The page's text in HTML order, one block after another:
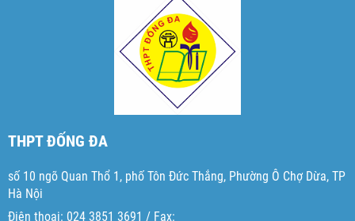
THPT ĐỐNG ĐA
số 10 ngõ Quan Thổ 1, phố Tôn Đức Thắng, Phường Ô Chợ Dừa, TP
Hà Nội
Điện thoại: 024 3851 3691 / Fax: